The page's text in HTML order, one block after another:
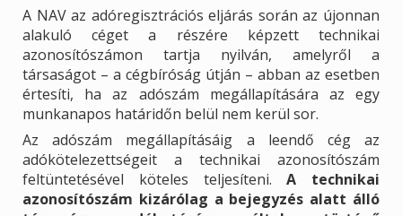
A NAV az adóregisztrációs eljárás során az újonnan
alakuló céget a részére képzett technikai
azonosítószámon tartja nyilván, amelyről a
társaságot – a cégbíróság útján – abban az esetben
értesíti, ha az adószám megállapítására az egy
munkanapos határidőn belül nem kerül sor.
Az adószám megállapításáig a leendő cég az
adókötelezettségeit a technikai azonosítószám
feltüntetésével köteles teljesíteni.A technikai
azonosítószám kizárólag a bejegyzés alatt álló